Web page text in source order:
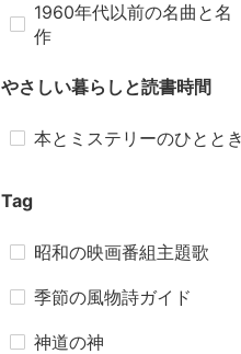
1960年代以前の名曲と名
作
やさしい暮らしと読書時間
本とミステリーのひととき
Tag
昭和の映画番組主題歌
季節の風物詩ガイド
神道の神